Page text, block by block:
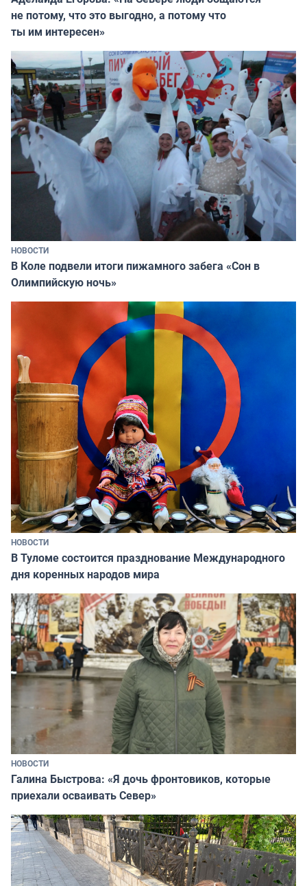
не потому, что это выгодно, а потому что
ты им интересен»
НОВОСТИ
В Коле подвели итоги пижамного забега «Сон в
Олимпийскую ночь»
НОВОСТИ
В Туломе состоится празднование Международного
дня коренных народов мира
НОВОСТИ
Галина Быстрова: «Я дочь фронтовиков, которые
приехали осваивать Север»